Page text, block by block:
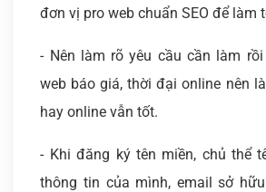
đơn vị pro web chuẩn SEO để làm
- Nên làm rõ yêu cầu cần làm
web báo giá, thời đại online nên
hay online vẫn tốt.
- Khi đăng ký tên miền, chủ thể
thông tin của mình, email sở